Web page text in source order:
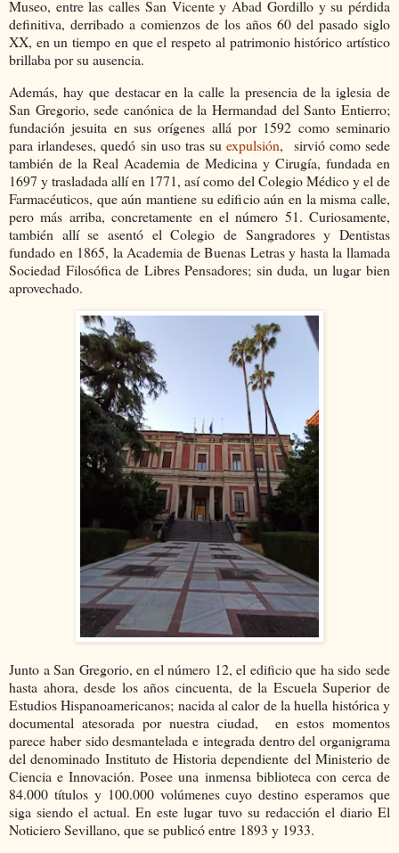
Museo, entre las calles San Vicente y Abad Gordillo y su pérdida
definitiva, derribado a comienzos de los años 60 del pasado siglo
XX, en un tiempo en que el respeto al patrimonio histórico artístico
brillaba por su ausencia.
Además, hay que destacar en la calle la presencia de la iglesia de
San Gregorio, sede canónica de la Hermandad del Santo Entierro;
fundación jesuita en sus orígenes allá por 1592 como seminario
para irlandeses, quedó sin uso tras suexpulsión, sirvió como sede
también de la Real Academia de Medicina y Cirugía, fundada en
1697 y trasladada allí en 1771, así como del Colegio Médico y el de
Farmacéuticos, que aún mantiene su edificio aún en la misma calle,
pero más arriba, concretamente en el número 51. Curiosamente,
también allí se asentó el Colegio de Sangradores y Dentistas
fundado en 1865, la Academia de Buenas Letras y hasta la llamada
Sociedad Filosófica de Libres Pensadores; sin duda, un lugar bien
aprovechado.
Junto a San Gregorio, en el número 12, el edificio que ha sido sede
hasta ahora, desde los años cincuenta, de la Escuela Superior de
Estudios Hispanoamericanos; nacida al calor de la huella histórica y
documental atesorada por nuestra ciudad, en estos momentos
parece haber sido desmantelada e integrada dentro del organigrama
del denominado Instituto de Historia dependiente del Ministerio de
Ciencia e Innovación. Posee una inmensa biblioteca con cerca de
84.000 títulos y 100.000 volúmenes cuyo destino esperamos que
siga siendo el actual. En este lugar tuvo su redacción el diario El
Noticiero Sevillano, que se publicó entre 1893 y 1933.